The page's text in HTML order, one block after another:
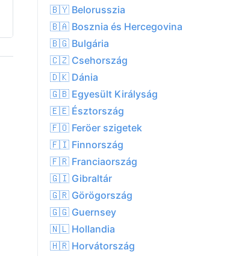
🇧🇾 Belorusszia
🇧🇦 Bosznia és Hercegovina
🇧🇬 Bulgária
🇨🇿 Csehország
🇩🇰 Dánia
🇬🇧 Egyesült Királyság
🇪🇪 Észtország
🇫🇴 Feröer szigetek
🇫🇮 Finnország
🇫🇷 Franciaország
🇬🇮 Gibraltár
🇬🇷 Görögország
🇬🇬 Guernsey
🇳🇱 Hollandia
🇭🇷 Horvátország